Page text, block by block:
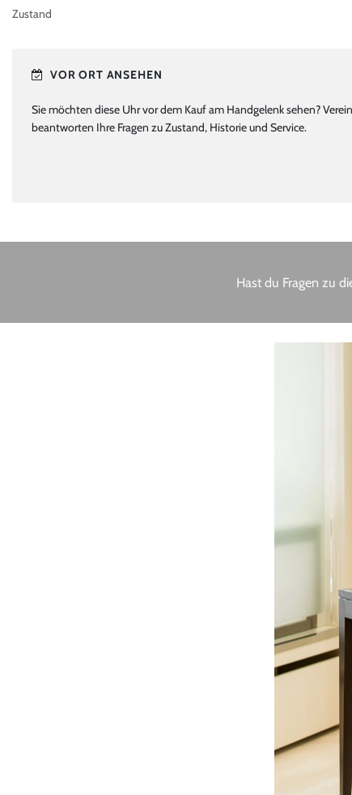
Zustand
VOR ORT ANSEHEN
Sie möchten diese Uhr vor dem Kauf am Handgelenk sehen?
beantworten Ihre Fragen zu Zustand, Historie und Service.
Hast du Fragen zu